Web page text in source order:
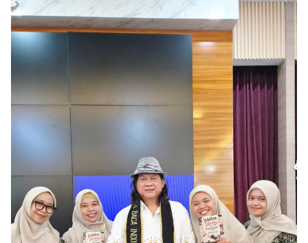
dan 737 Tahun 2026, pada Kamis (06/08/2026).
Kegiatan yang dimulai pukul 08.00 WIB hingga selesai
ini menghadirkan Pengawas Madrasah Kantor
Kementerian Agama Kabupaten Banyuwangi, […]